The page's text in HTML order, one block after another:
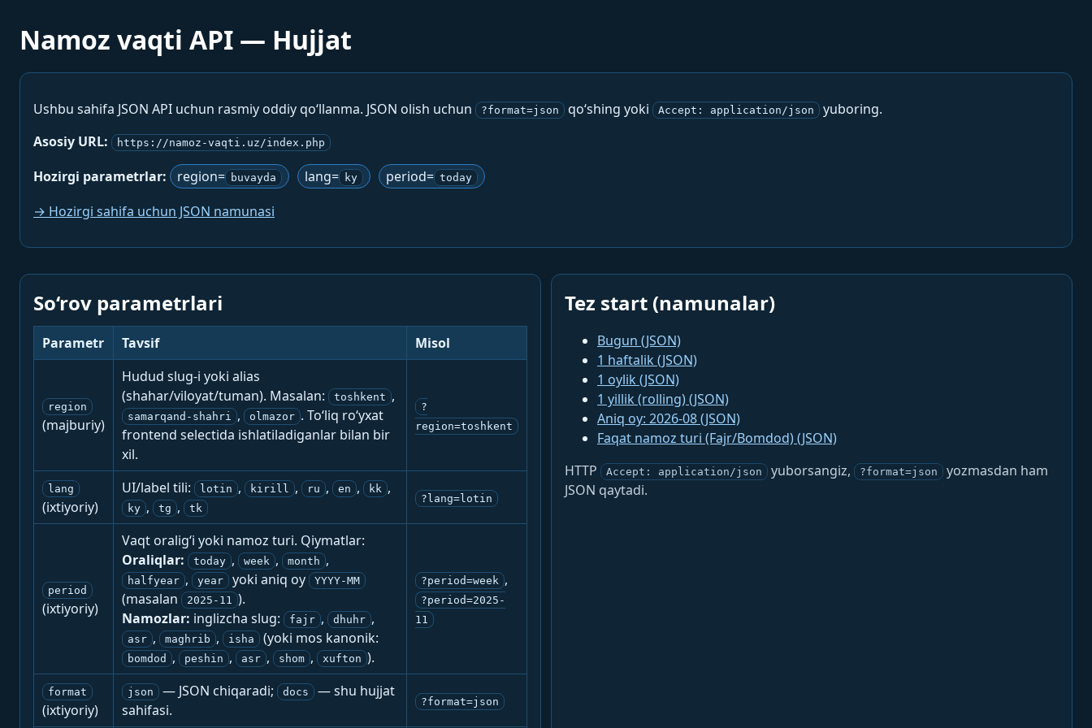
Namoz vaqti API — Hujjat
Ushbu sahifa JSON API uchun rasmiy oddiy qo‘llanma. JSON olish uchun ?format=json qo‘shing yoki Accept: application/json
yuboring.
Asosiy URL:
https://namoz-vaqti.uz/index.php
Hozirgi parametrlar: region= buvayda lang= ky period= today
→ Hozirgi sahifa uchun JSON namunasi
So‘rov parametrlari
Parametr Tavsif Misol
region
(majburiy)
Hudud slug-i yoki alias
(shahar/viloyat/tuman). Masalan:
toshkent ,
samarqand-shahri , olmazor . To‘liq ro‘yxat
frontend selectida ishlatiladiganlar bilan bir
xil.
?
region=toshkent
lang
(ixtiyoriy)
UI/label tili: lotin , kirill , ru , en , kk ,
ky , tg , tk
?lang=lotin
period
(ixtiyoriy)
Vaqt oralig‘i yoki namoz turi. Qiymatlar:
Oraliqlar:
today , week , month ,
halfyear , year yoki aniq oy YYYY-MM
(masalan 2025-11 ).
Namozlar: inglizcha slug: fajr , dhuhr ,
asr , maghrib , isha (yoki mos kanonik:
bomdod , peshin , asr , shom , xufton ).
?period=week ,
?period=2025-
11
format
(ixtiyoriy)
json — JSON chiqaradi; docs
— shu hujjat
sahifasi.
?format=json
Tez start (namunalar)
Bugun (JSON)
1 haftalik (JSON)
1 oylik (JSON)
1 yillik (rolling) (JSON)
Aniq oy: 2026-08 (JSON)
Faqat namoz turi (Fajr/Bomdod) (JSON)
HTTP
Accept: application/json yuborsangiz, ?format=json
yozmasdan ham
JSON qaytadi.